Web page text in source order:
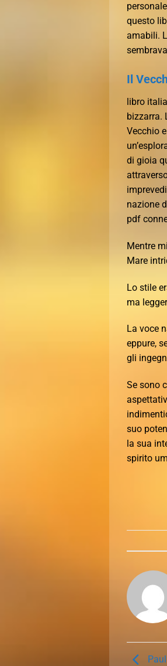
questo
amabili.
Il
libro
bizzarra.
Vecchio
di gioia
nazione
pdf
Mentre
Mare
Lo stile
ma
La voce
eppure,
gli
Se sono
suo
la sua
spirito